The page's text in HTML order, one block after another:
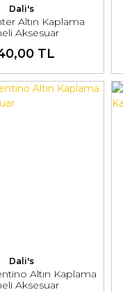
Dali's
Altın Kaplama
Aksesuar
TL
Dali's
Altın Kaplama
Aksesuar